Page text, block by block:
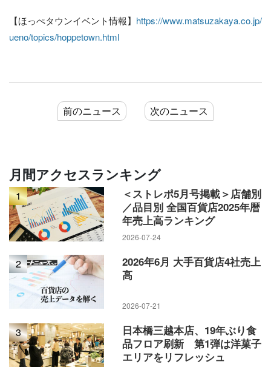
【ほっぺタウンイベント情報】 https://www.matsuzakaya.co.jp/
ueno/topics/hoppetown.html
前のニュース 次のニュース
月間アクセスランキング
1
＜ストレポ5月号掲載＞店舗別
／品目別 全国百貨店2025年暦
年売上高ランキング
2026-07-24
2
2026年6月 大手百貨店4社売上
高
2026-07-21
3
日本橋三越本店、19年ぶり食
品フロア刷新 第1弾は洋菓子
エリアをリフレッシュ